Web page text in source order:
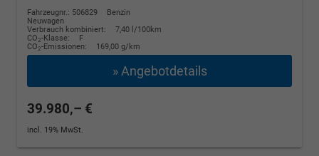
Fahrzeugnr.: 506829
Benzin
Neuwagen
Verbrauch kombiniert:
7,40 l/100km
CO2-Klasse:
F
CO2-Emissionen: 169,00 g/km
» Angebotdetails
39.980,– €
incl. 19% MwSt.